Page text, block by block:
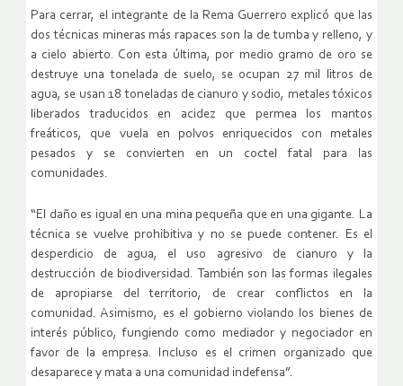
Para cerrar, el integrante de la Rema Guerrero explicó que las
dos técnicas mineras más rapaces son la de tumba y relleno, y
a cielo abierto. Con esta última, por medio gramo de oro se
destruye una tonelada de suelo, se ocupan 27 mil litros de
agua, se usan 18 toneladas de cianuro y sodio, metales tóxicos
liberados traducidos en acidez que permea los mantos
freáticos, que vuela en polvos enriquecidos con metales
pesados y se convierten en un coctel fatal para las
comunidades.
“El daño es igual en una mina pequeña que en una gigante. La
técnica se vuelve prohibitiva y no se puede contener. Es el
desperdicio de agua, el uso agresivo de cianuro y la
destrucción de biodiversidad. También son las formas ilegales
de apropiarse del territorio, de crear conflictos en la
comunidad. Asimismo, es el gobierno violando los bienes de
interés público, fungiendo como mediador y negociador en
favor de la empresa. Incluso es el crimen organizado que
desaparece y mata a una comunidad indefensa”.